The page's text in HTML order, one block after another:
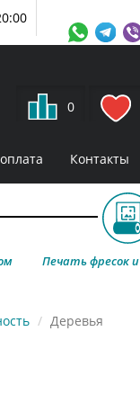
0
Контакты
Печать фресок
Деревья